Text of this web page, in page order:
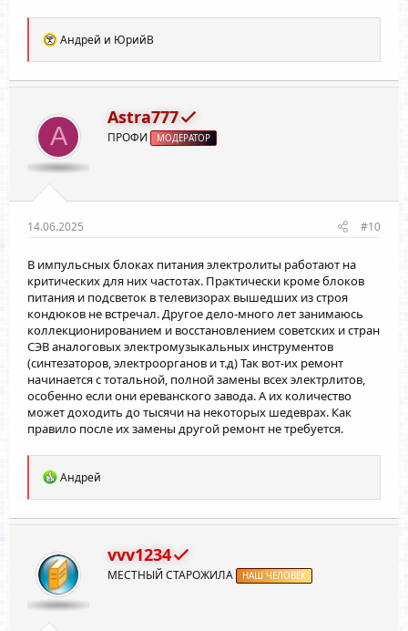
Р
а
к
и
и
:
Андрей и ЮрийВ
A
Astra777
ПРОФИ МОДЕРАТОР
14.06.2025 #10
В импульсных блоках питания электролиты работают на
критических для них частотах. Практически кроме блоков
питания и подсветок в телевизорах вышедших из строя
кондюков не встречал. Другое дело-много лет занимаюсь
коллекционированием и восстановлением советских и стран
СЭВ аналоговых электромузыкальных инструментов
(синтезаторов, электроорганов и т.д) Так вот-их ремонт
начинается с тотальной, полной замены всех электрлитов,
особенно если они ереванского завода. А их количество
может доходить до тысячи на некоторых шедеврах. Как
правило после их замены другой ремонт не требуется.
Р
а
к
и
и
:
Андрей
vvv1234
МЕСТНЫЙ СТАРОЖИЛА НАШ ЧЕЛОВЕК